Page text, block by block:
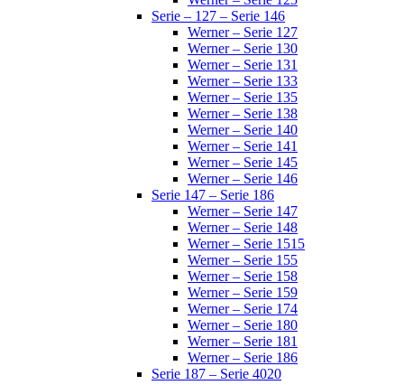
Serie – 127 – Serie 146
Werner – Serie 127
Werner – Serie 130
Werner – Serie 131
Werner – Serie 133
Werner – Serie 135
Werner – Serie 138
Werner – Serie 140
Werner – Serie 141
Werner – Serie 145
Werner – Serie 146
Serie 147 – Serie 186
Werner – Serie 147
Werner – Serie 148
Werner – Serie 1515
Werner – Serie 155
Werner – Serie 158
Werner – Serie 159
Werner – Serie 174
Werner – Serie 180
Werner – Serie 181
Werner – Serie 186
Serie 187 – Serie 4020